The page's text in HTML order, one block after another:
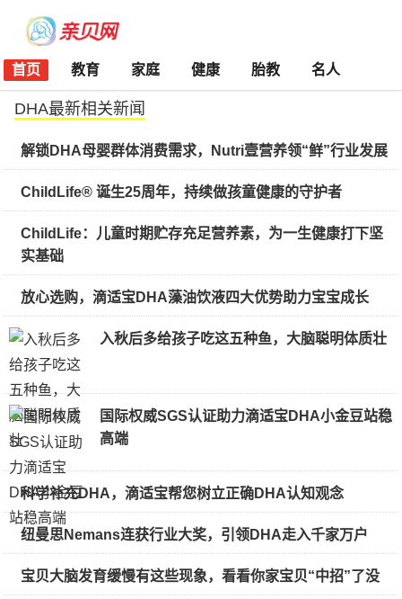
首页 教育 家庭 健康 胎教 名人
DHA最新相关新闻
解锁DHA母婴群体消费需求，Nutri壹营养领“鲜”行业发展
ChildLife® 诞生25周年，持续做孩童健康的守护者
ChildLife：儿童时期贮存充足营养素，为一生健康打下坚
实基础
放心选购，滴适宝DHA藻油饮液四大优势助力宝宝成长
入秋后多给孩子吃这五种鱼，大脑聪明体质壮
国际权威SGS认证助力滴适宝DHA小金豆站稳
高端
科学补充DHA，滴适宝帮您树立正确DHA认知观念
纽曼思Nemans连获行业大奖，引领DHA走入千家万户
宝贝大脑发育缓慢有这些现象，看看你家宝贝“中招”了没